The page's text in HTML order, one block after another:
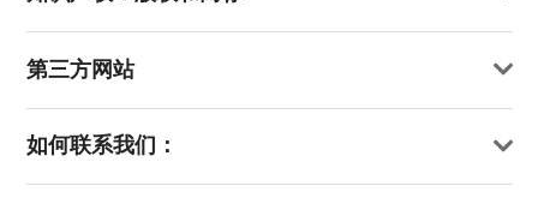
第三方网站
如何联系我们：